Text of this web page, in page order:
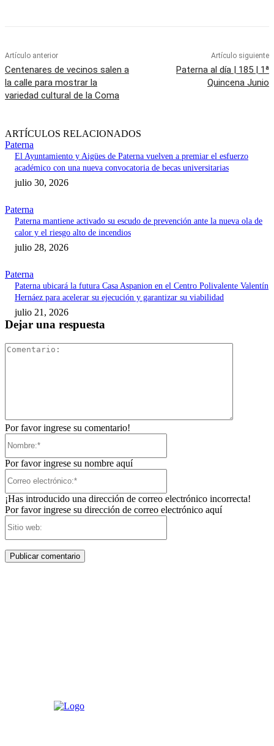
Artículo anterior
Centenares de vecinos salen a
la calle para mostrar la
variedad cultural de la Coma
Artículo siguiente
Paterna al día | 185 | 1ª
Quincena Junio
ARTÍCULOS RELACIONADOS
Paterna
El Ayuntamiento y Aigües de Paterna vuelven a premiar el esfuerzo
académico con una nueva convocatoria de becas universitarias
julio 30, 2026
Paterna
Paterna mantiene activado su escudo de prevención ante la nueva ola de
calor y el riesgo alto de incendios
julio 28, 2026
Paterna
Paterna ubicará la futura Casa Aspanion en el Centro Polivalente Valentín
Hernáez para acelerar su ejecución y garantizar su viabilidad
julio 21, 2026
Dejar una respuesta
Por favor ingrese su comentario!
Por favor ingrese su nombre aquí
¡Has introducido una dirección de correo electrónico incorrecta!
Por favor ingrese su dirección de correo electrónico aquí